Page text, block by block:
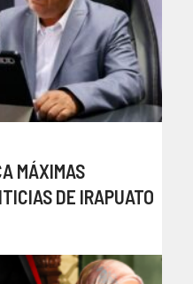
MÁXIMAS
DE IRAPUATO